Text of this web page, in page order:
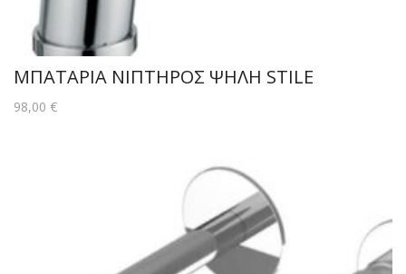
ΜΠΑΤΑΡΙΑ ΝΙΠΤΗΡΟΣ ΨΗΛΗ STILE
98,00 €